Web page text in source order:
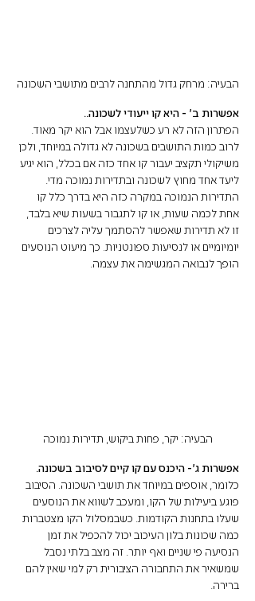
הבעיה: מרחק גדול מהתחנה לרבים מתושבי השכונה
אפשרות ב׳ - היא קו ייעודי לשכונה..
הפתרון הזה לא רע כשלעצמו אבל הוא יקר מאוד.
לרוב כמות התושבים בשכונה לא גדולה במיוחד, ולכן
משיקולי תקציב יעבור קו אחד כזה אם בכלל, הוא יגיע
ליעד אחד מחוץ לשכונה ובתדירות נמוכה מדי.
התדירות הנמוכה במקרה כזה היא בדרך כלל קו
אחת לכמה שעות, או קו לתגבור בשעות שיא בלבד,
זו לא תדירות שאפשר להסתמך עליה לצרכים
יומיומיים או לנסיעות ספונטניות. כך מיעוט הנוסעים
הופך לנבואה המגשימה את עצמה.
הבעיה: יקר, פחות ביקוש, תדירות נמוכה
אפשרות ג׳- היכנס עם קו קיים לסיבוב בשכונה.
כלומר, אוספים במיוחד את תושבי השכונה. הסיבוב
פוגע ביעילות של הקו, ומעכב לשווא את הנוסעים
שעלו בתחנות הקודמות. כשבמסלול הקו מצטברות
כמה שכונות בלון העיכוב יכול להכפיל את זמן
הנסיעה פי שניים ואף יותר. זה מצב בלתי נסבל
שמשאיר את התחבורה הציבורית רק למי שאין להם
ברירה.